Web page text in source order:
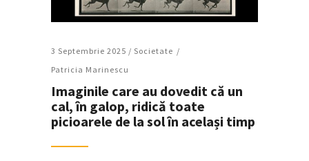
3 Septembrie 2025 / Societate
Patricia Marinescu
Imaginile care au dovedit că un
cal, în galop, ridică toate
picioarele de la sol în același timp